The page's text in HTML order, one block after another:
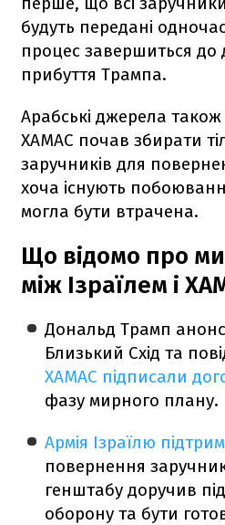
будуть передані
процес завершиться до
прибуття Трампа.
Арабські джерела
ХАМАС почав збирати
заручників для
хоча існують
могла бути втрачена.
Що відомо про
між Ізраїлем і
Дональд Трамп
Близький Схід та
ХАМАС підписали
фазу мирного плану.
Армія Ізраїлю
повернення
генштабу доручив
оборону та бути